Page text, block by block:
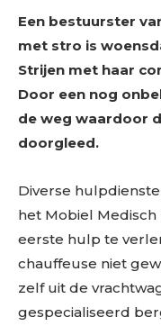
Een bestuurster
met stro is
Strijen met haar
Door een nog
de weg waardoor
doorgleed.
Diverse
het Mobiel
eerste hulp te
chauffeuse niet
zelf uit de
gespecialiseerd